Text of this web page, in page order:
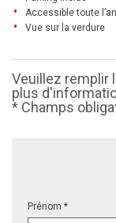
Accessible toute
Vue sur la verdure
Veuillez remplir
plus
* Champs
Prénom *